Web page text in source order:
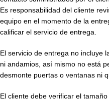
Es responsabilidad del cliente
equipo en el momento de la
calificar el servicio de entrega.
El servicio de entrega no incluye
ni andamios, así mismo no está
desmonte puertas o ventanas ni
El cliente debe verificar el